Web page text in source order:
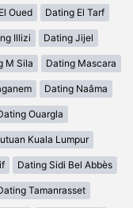
Oued Dating El Tarf
Illizi Dating Jijel
M Sila Dating Mascara
Dating Naâma
Ouargla
Kuala Lumpur
Dating Sidi Bel Abbès
Tamanrasset